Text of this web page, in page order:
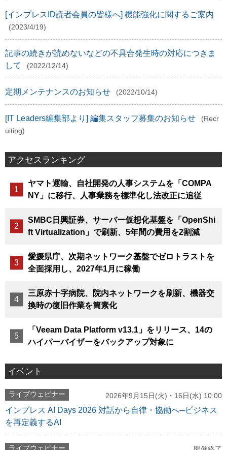
[インプレスID読者会員の皆様へ] 機能強化に関するご案内
(2023/4/19)
記事の続きが読めないなどの不具合発生時の対応につきま
して
(2022/12/14)
定期メンテナンスのお知らせ (2022/10/14)
[IT Leaders編集部より] 編集スタッフ募集のお知らせ
(Recr
uiting)
アクセスランキング
ヤマト運輸、自社開発の人事システムを「COMPA
NY」に移行、人事業務を標準化し法改正に追従
SMBC日興証券、サーバー仮想化基盤を「OpenShi
ft Virtualization」で刷新、5年間の費用を2割減
愛媛県庁、次期ネットワーク基盤でゼロトラストを
全面採用し、2027年1月に稼働
三原赤十字病院、院内ネットワークを刷新、機器交
換時の復旧作業を簡素化
「Veeam Data Platform v13.1」をリリース、14の
ハイパーバイザーをバックアップ対象に
イベント
ライブウェビナー 2026年9月15日(火)・16日(水) 10:00
インプレス AI Days 2026 対話から自律・協働へ─ビジネス
を再定義するAI
ライブウェビナー